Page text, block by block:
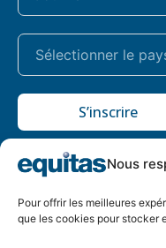
Nous
Pour offrir les meilleures
que les cookies pour stocker
S’inscrire
Notre politique Organisme